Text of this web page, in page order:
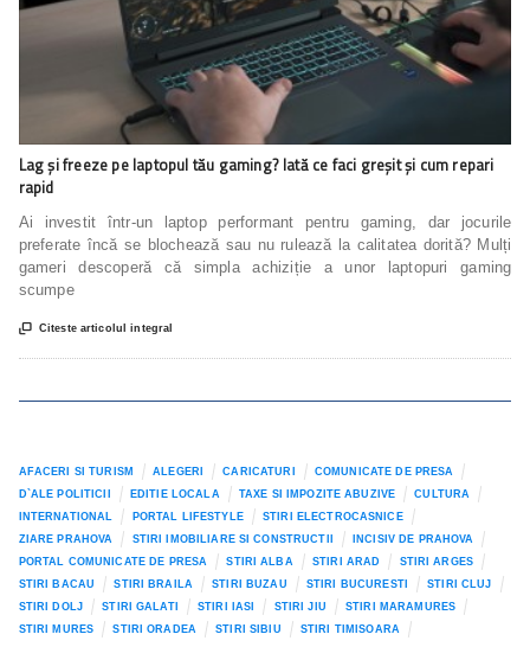
Lag și freeze pe laptopul tău gaming? Iată ce faci greșit și cum repari
rapid
Ai investit într-un laptop performant pentru gaming, dar jocurile
preferate încă se blochează sau nu rulează la calitatea dorită? Mulți
gameri descoperă că simpla achiziție a unor laptopuri gaming
scumpe
 Citeste articolul integral
AFACERI SI TURISM ALEGERI CARICATURI
COMUNICATE DE PRESA
D`ALE POLITICII
EDITIE LOCALA TAXE SI IMPOZITE ABUZIVE
CULTURA
INTERNATIONAL
PORTAL LIFESTYLE
STIRI ELECTROCASNICE
ZIARE PRAHOVA
STIRI IMOBILIARE SI CONSTRUCTII
INCISIV DE PRAHOVA
PORTAL COMUNICATE DE PRESA
STIRI ALBA STIRI ARAD
STIRI ARGES
STIRI BACAU
STIRI BRAILA STIRI BUZAU STIRI BUCURESTI
STIRI CLUJ
STIRI DOLJ
STIRI GALATI STIRI IASI STIRI JIU
STIRI MARAMURES
STIRI MURES
STIRI ORADEA STIRI SIBIU
STIRI TIMISOARA